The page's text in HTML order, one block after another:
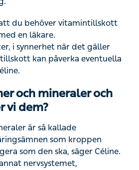
du behöver vitamintillskott
en läkare.
i synnerhet när det gäller
kan påverka eventuella
och mineraler och
vi dem?
är så kallade
som kroppen
som den ska, säger Céline.
nervsystemet,